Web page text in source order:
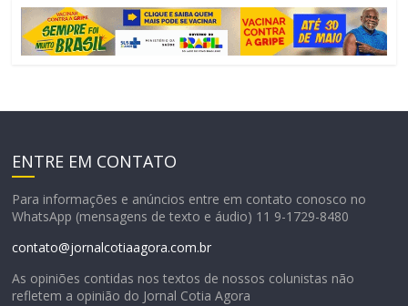
ENTRE EM CONTATO
Para informações e anúncios entre em contato conosco no
WhatsApp (mensagens de texto e áudio) 11 9-1729-8480
contato@jornalcotiaagora.com.br
As opiniões contidas nos textos de nossos colunistas não
refletem a opinião do Jornal Cotia Agora